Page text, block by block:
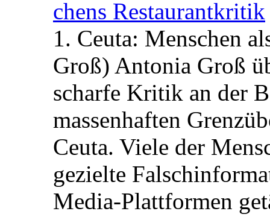
chens Restau­rant­kritik
1. Ceuta: Menschen
Groß) Antonia Groß
scharfe Kritik an der
massenhaften
Ceuta. Viele der
gezielte
Media-Plattformen